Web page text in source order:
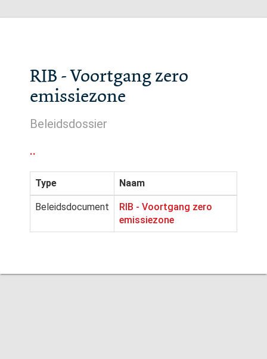
RIB - Voortgang zero
emissiezone
Beleidsdossier
..
Type Naam
Beleidsdocument
RIB - Voortgang zero
emissiezone